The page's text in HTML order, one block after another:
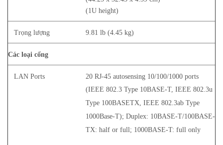
(1U height)
Trọng lượng 9.81 lb (4.45 kg)
Các loại cổng
LAN Ports
20 RJ-45 autosensing 10/100/1000 ports
(IEEE 802.3 Type 10BASE-T, IEEE 802.3u
Type 100BASETX, IEEE 802.3ab Type
1000Base-T); Duplex: 10BASE-T/100BASE-
TX: half or full; 1000BASE-T: full only